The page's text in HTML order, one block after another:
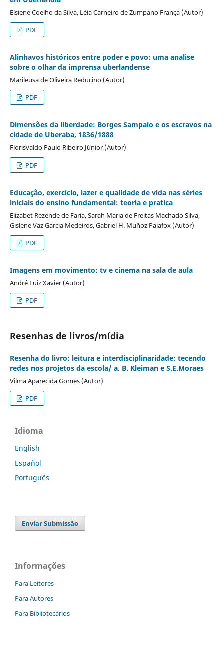
Elsiene Coelho da Silva, Léia Carneiro de Zumpano França (Autor)
PDF
Alinhavos históricos entre poder e povo: uma analise
sobre o olhar da imprensa uberlandense
Marileusa de Oliveira Reducino (Autor)
PDF
Dimensões da liberdade: Borges Sampaio e os escravos na
cidade de Uberaba, 1836/1888
Florisvaldo Paulo Ribeiro Júnior (Autor)
PDF
Educação, exercício, lazer e qualidade de vida nas séries
iniciais do ensino fundamental: teoria e pratica
Elizabet Rezende de Faria, Sarah Maria de Freitas Machado Silva,
Gislene Vaz Garcia Medeiros, Gabriel H. Muñoz Palafox (Autor)
PDF
Imagens em movimento: tv e cinema na sala de aula
André Luiz Xavier (Autor)
PDF
Resenhas de livros/mídia
Resenha do livro: leitura e interdisciplinaridade: tecendo
redes nos projetos da escola/ a. B. Kleiman e S.E.Moraes
Vilma Aparecida Gomes (Autor)
PDF
Idioma
English
Español
Português
Enviar Submissão
Informações
Para Leitores
Para Autores
Para Bibliotecários